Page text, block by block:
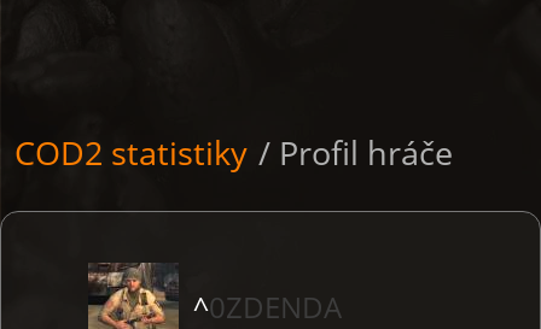
COD2 statistiky / Profil hráče
^0ZDENDA